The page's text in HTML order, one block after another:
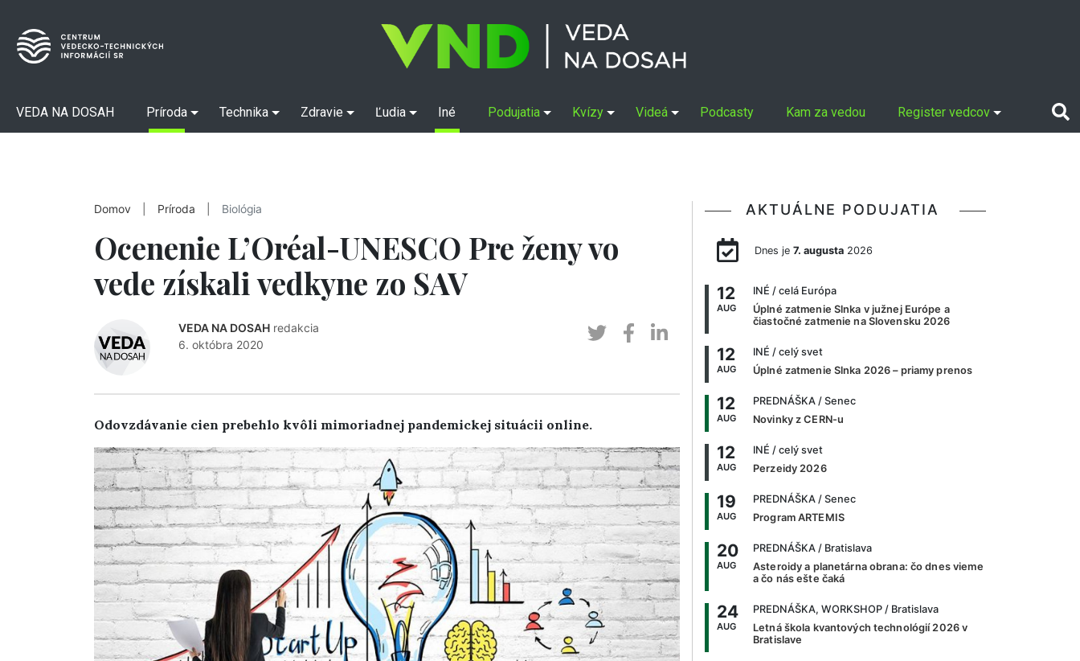
VEDA NA DOSAH Príroda Technika Zdravie Ľudia Iné Podujatia Kvízy Videá Podcasty Kam za vedou Register vedcov
Domov Príroda Biológia
Ocenenie L’Oréal-UNESCO Pre ženy vo
vede získali vedkyne zo SAV
VEDA NA DOSAH redakcia
6. októbra 2020
Odovzdávanie cien prebehlo kvôli mimoriadnej pandemickej situácii online.
AKTUÁLNE PODUJATIA
Dnes je 7. augusta2026
12
AUG
INÉ / celá Európa
Úplné zatmenie Slnka v južnej Európe a
čiastočné zatmenie na Slovensku 2026
12
AUG
INÉ / celý svet
Úplné zatmenie Slnka 2026 – priamy prenos
12
AUG
PREDNÁŠKA / Senec
Novinky z CERN-u
12
AUG
INÉ / celý svet
Perzeidy 2026
19
AUG
PREDNÁŠKA / Senec
Program ARTEMIS
20
AUG
PREDNÁŠKA / Bratislava
Asteroidy a planetárna obrana: čo dnes vieme
a čo nás ešte čaká
24
AUG
PREDNÁŠKA, WORKSHOP / Bratislava
Letná škola kvantových technológií 2026 v
Bratislave